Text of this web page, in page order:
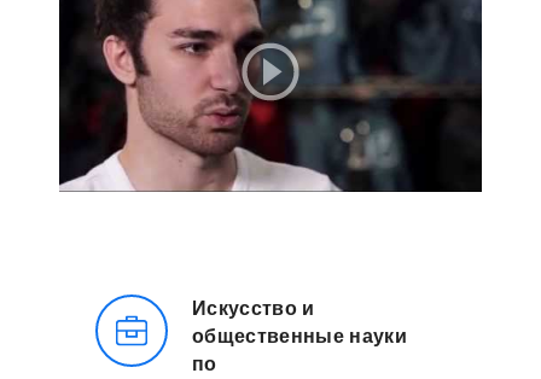
Искусство и
общественные науки
по